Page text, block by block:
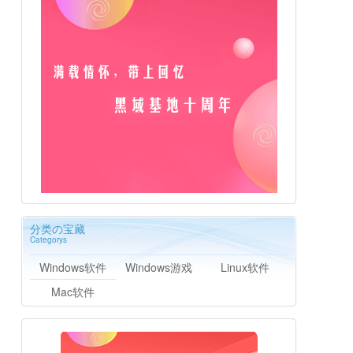
分类の宝藏
Categorys
Windows软件 Windows游戏
Linux软件
Mac软件